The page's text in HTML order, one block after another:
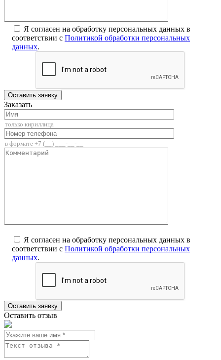
Я согласен на обработку персональных данных в
соответствии с Политикой обработки персональных
данных.
Заказать
Я согласен на обработку персональных данных в
соответствии с Политикой обработки персональных
данных.
Оставить отзыв